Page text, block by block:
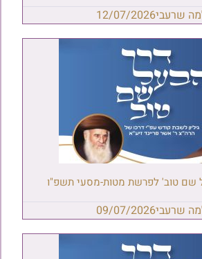
שרעבי12/07/2026
שם טוב' לפרשת מטות-מסעי תשפ"ו
שרעבי09/07/2026